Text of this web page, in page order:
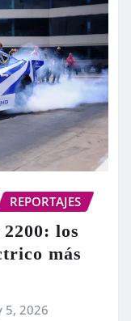
REPORTAJES
los
más
5, 2026